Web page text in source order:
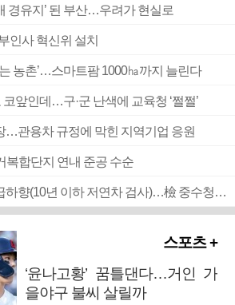
경유지’ 된 부산…우려가 현실로
인사 혁신위 설치
농촌’…스마트팜 1000㏊까지 늘린다
앞인데…구·군 난색에 교육청 ‘쩔쩔’
…관용차 규정에 막힌 지역기업 응원
복합단지 연내 준공 수순
■ 검사 신분 버리고 직급하향(10년 이하 저연차 검사)…檢 중수청행 기피
스포츠 +
‘윤나고황’ 꿈틀댄다…거인 가
을야구 불씨 살릴까